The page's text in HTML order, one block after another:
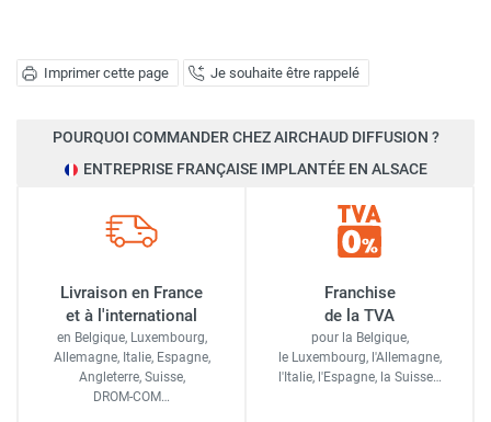
Imprimer cette page Je souhaite être rappelé
POURQUOI COMMANDER CHEZ AIRCHAUD DIFFUSION ?
ENTREPRISE FRANÇAISE IMPLANTÉE EN ALSACE
Livraison en France
et à l'international
en Belgique, Luxembourg,
Allemagne, Italie, Espagne,
Angleterre, Suisse,
DROM-COM…
Franchise
de la TVA
pour la Belgique,
le Luxembourg, l'Allemagne,
l'Italie, l'Espagne, la Suisse…